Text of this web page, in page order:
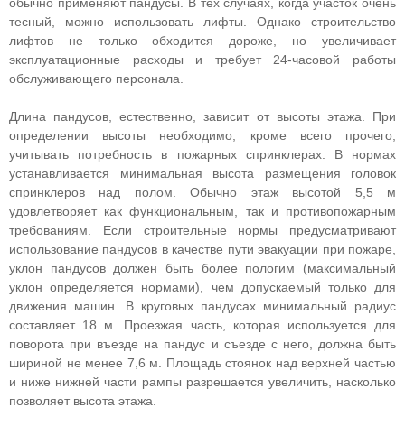
тесный, можно использовать лифты. Однако строительство
лифтов не только обходится дороже, но увеличивает
эксплуатационные расходы и требует 24-часовой работы
обслуживающего персонала.
Длина пандусов, естественно, зависит от высоты этажа. При
определении высоты необходимо, кроме всего прочего,
учитывать потребность в пожарных спринклерах. В нормах
устанавливается минимальная высота размещения головок
спринклеров над полом. Обычно этаж высотой 5,5 м
удовлетворяет как функциональным, так и противопожарным
требованиям. Если строительные нормы предусматривают
использование пандусов в качестве пути эвакуации при пожаре,
уклон пандусов должен быть более пологим (максимальный
уклон определяется нормами), чем допускаемый только для
движения машин. В круговых пандусах минимальный радиус
составляет 18 м. Проезжая часть, которая используется для
поворота при въезде на пандус и съезде с него, должна быть
шириной не менее 7,6 м. Площадь стоянок над верхней частью
и ниже нижней части рампы разрешается увеличить, насколько
позволяет высота этажа.